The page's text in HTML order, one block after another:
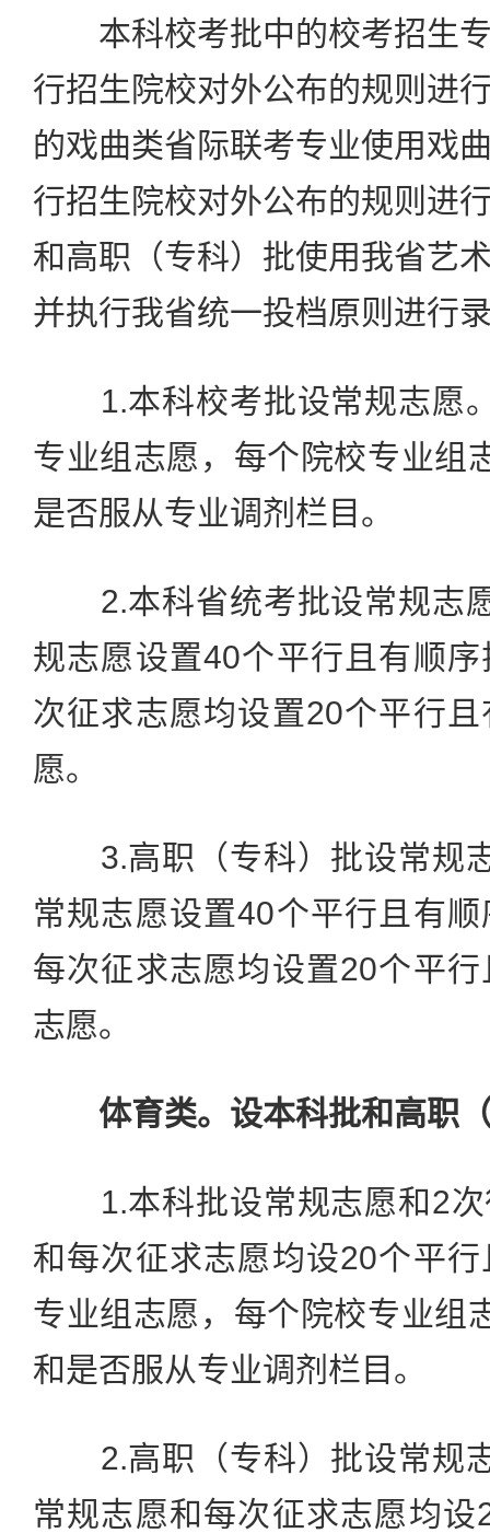
本科校考批中的校考招生专
行招生院校对外公布的规则进
的戏曲类省际联考专业使用戏
行招生院校对外公布的规则进
和高职（专科）批使用我省艺
并执行我省统一投档原则进行
1.本科校考批设常规志愿
专业组志愿，每个院校专业组
是否服从专业调剂栏目。
2.本科省统考批设常规志
规志愿设置40个平行且有顺
次征求志愿均设置20个平行
愿。
3.高职（专科）批设常规
常规志愿设置40个平行且有
每次征求志愿均设置20个平
志愿。
体育类。设本科批和高职
1.本科批设常规志愿和2次
和每次征求志愿均设20个平
专业组志愿，每个院校专业组
和是否服从专业调剂栏目。
2.高职（专科）批设常规
常规志愿和每次征求志愿均